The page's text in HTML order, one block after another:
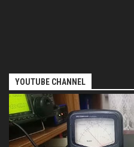
YOUTUBE CHANNEL